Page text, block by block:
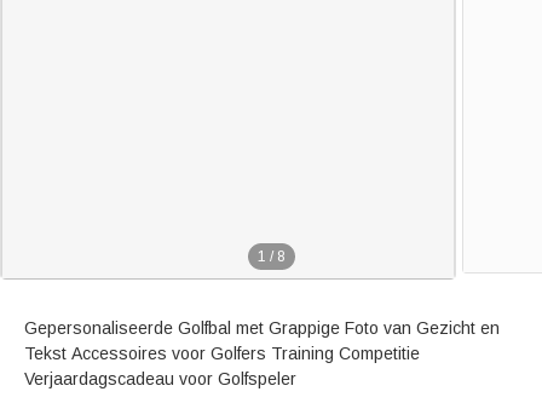
1 / 8
Gepersonaliseerde Golfbal met Grappige Foto van Gezicht en
Tekst Accessoires voor Golfers Training Competitie
Verjaardagscadeau voor Golfspeler